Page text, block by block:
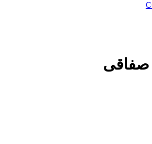
صفاقی